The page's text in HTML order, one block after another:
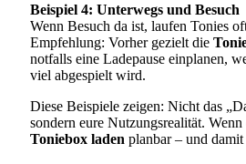
Beispiel 4: Unterwegs und Besuch
Wenn Besuch da ist, laufen Tonies
Empfehlung: Vorher gezielt die
notfalls eine Ladepause einplanen,
viel abgespielt wird.
Diese Beispiele zeigen: Nicht das
sondern eure Nutzungsrealität.
Toniebox laden planbar – und damit